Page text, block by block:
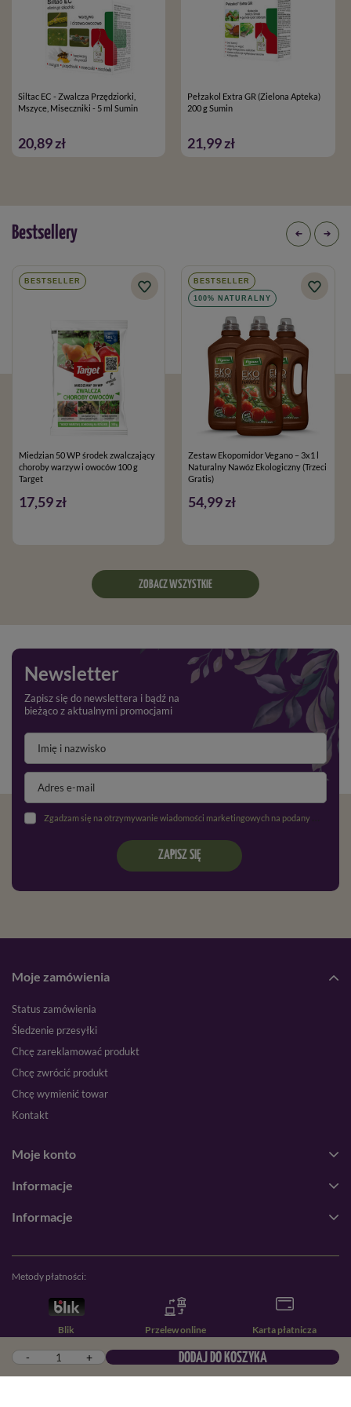
- + DODAJ DO KOSZYKA
Siltac EC - Zwalcza Przędziorki,
Mszyce, Miseczniki - 5 ml Sumin
20,89 zł
Pełzakol Extra GR (Zielona Apteka)
200 g Sumin
21,99 zł
Bestsellery
BESTSELLER
Miedzian 50 WP środek zwalczający
choroby warzyw i owoców 100 g
Target
17,59 zł
BESTSELLER
100% NATURALNY
Zestaw Ekopomidor Vegano – 3x1 l
Naturalny Nawóz Ekologiczny (Trzeci
Gratis)
54,99 zł
ZOBACZ WSZYSTKIE
Newsletter
Zapisz się do newslettera i bądź na
bieżąco z aktualnymi promocjami
Zgadzam się na otrzymywanie wiadomości marketingowych na podany adres e-mail oraz przetwarzanie danych osobowych zgodnie z
ZAPISZ SIĘ
Moje zamówienia
Status zamówienia
Śledzenie przesyłki
Chcę zareklamować produkt
Chcę zwrócić produkt
Chcę wymienić towar
Kontakt
Moje konto
Informacje
Informacje
Metody płatności:
Blik Przelew online Karta płatnicza